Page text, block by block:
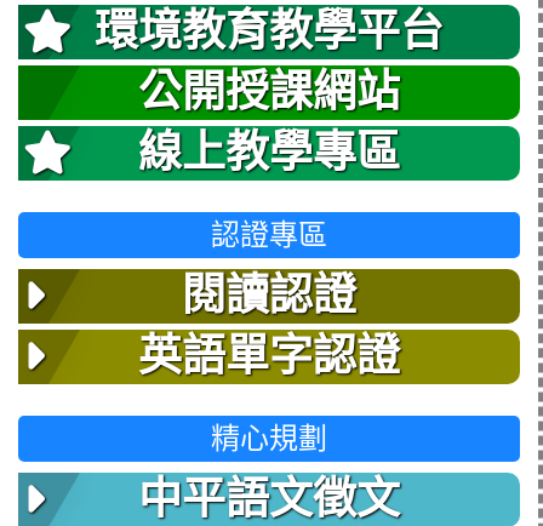
環境教育教學平台
公開授課網站
線上教學專區
認證專區
閱讀認證
英語單字認證
精心規劃
中平語文徵文